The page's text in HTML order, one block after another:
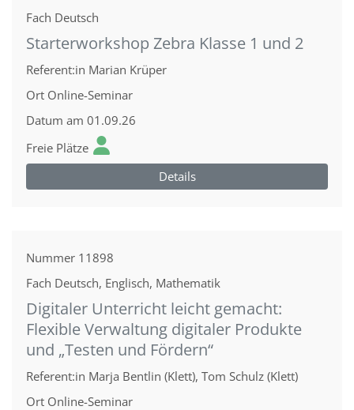
Fach Deutsch
Starterworkshop Zebra Klasse 1 und 2
Referent:in Marian Krüper
Ort Online-Seminar
Datum am 01.09.26
Freie Plätze
Details
Nummer 11898
Fach Deutsch, Englisch, Mathematik
Digitaler Unterricht leicht gemacht:
Flexible Verwaltung digitaler Produkte
und „Testen und Fördern“
Referent:in Marja Bentlin (Klett), Tom Schulz (Klett)
Ort Online-Seminar